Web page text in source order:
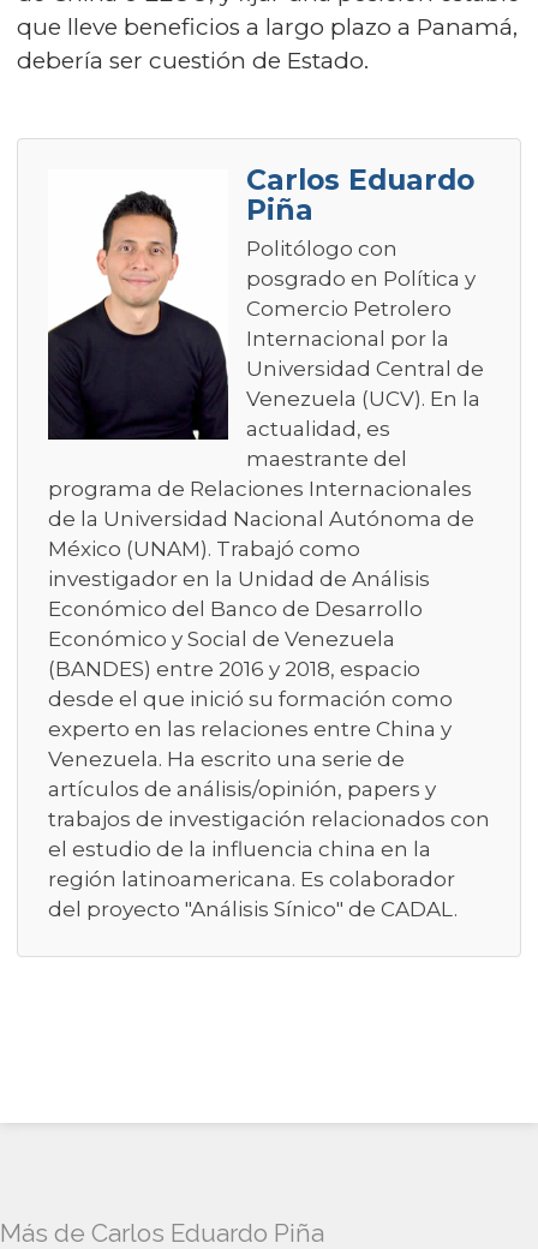
que lleve beneficios a largo plazo a Panamá,
debería ser cuestión de Estado.
Carlos Eduardo
Piña
Politólogo con
posgrado en Política y
Comercio Petrolero
Internacional por la
Universidad Central de
Venezuela (UCV). En la
actualidad, es
maestrante del
programa de Relaciones Internacionales
de la Universidad Nacional Autónoma de
México (UNAM). Trabajó como
investigador en la Unidad de Análisis
Económico del Banco de Desarrollo
Económico y Social de Venezuela
(BANDES) entre 2016 y 2018, espacio
desde el que inició su formación como
experto en las relaciones entre China y
Venezuela. Ha escrito una serie de
artículos de análisis/opinión, papers y
trabajos de investigación relacionados con
el estudio de la influencia china en la
región latinoamericana. Es colaborador
del proyecto "Análisis Sínico" de CADAL.
Más de Carlos Eduardo Piña